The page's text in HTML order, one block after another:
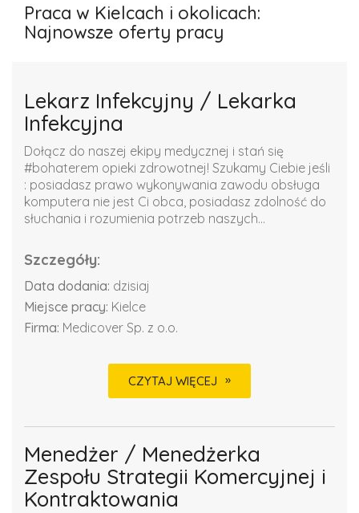
Praca w Kielcach i okolicach:
Najnowsze oferty pracy
Lekarz Infekcyjny / Lekarka
Infekcyjna
Dołącz do naszej ekipy medycznej i stań się
#bohaterem opieki zdrowotnej! Szukamy Ciebie jeśli ​
: posiadasz prawo wykonywania zawodu obsługa
komputera nie jest Ci obca, posiadasz zdolność do
słuchania i rozumienia potrzeb naszych...
Szczegóły:
Data dodania: dzisiaj
Miejsce pracy: Kielce
Firma: Medicover Sp. z o.o.
CZYTAJ WIĘCEJ
Menedżer / Menedżerka
Zespołu Strategii Komercyjnej i
Kontraktowania